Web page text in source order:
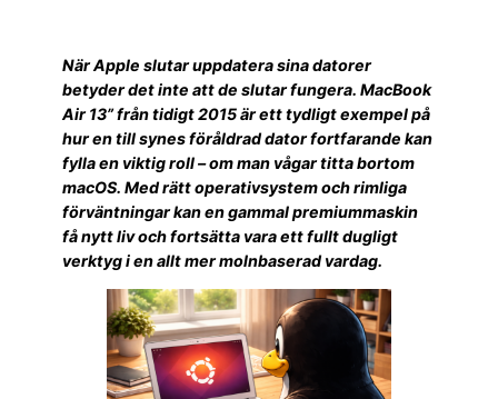
När Apple slutar uppdatera sina datorer
betyder det inte att de slutar fungera. MacBook
Air 13” från tidigt 2015 är ett tydligt exempel på
hur en till synes föråldrad dator fortfarande kan
fylla en viktig roll – om man vågar titta bortom
macOS. Med rätt operativsystem och rimliga
förväntningar kan en gammal premiummaskin
få nytt liv och fortsätta vara ett fullt dugligt
verktyg i en allt mer molnbaserad vardag.